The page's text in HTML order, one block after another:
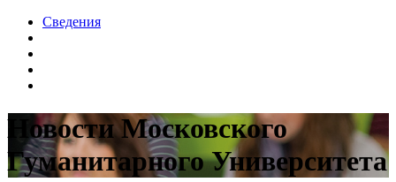
Сведения
Новости Московского
Гуманитарного Университета